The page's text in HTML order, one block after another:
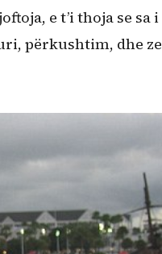
e t’i thoja se sa i
përkushtim, dhe